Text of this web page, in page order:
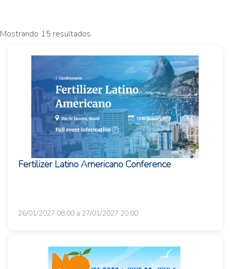
Mostrando 15 resultados
Fertilizer Latino Americano Conference
26/01/2027 08:00 a 27/01/2027 20:00